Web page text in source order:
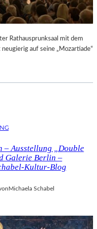
Rathausprunksaal mit dem
auf seine „Mozartiade“
Ausstellung „Double
Galerie Berlin –
Kultur-Blog
Michaela Schabel